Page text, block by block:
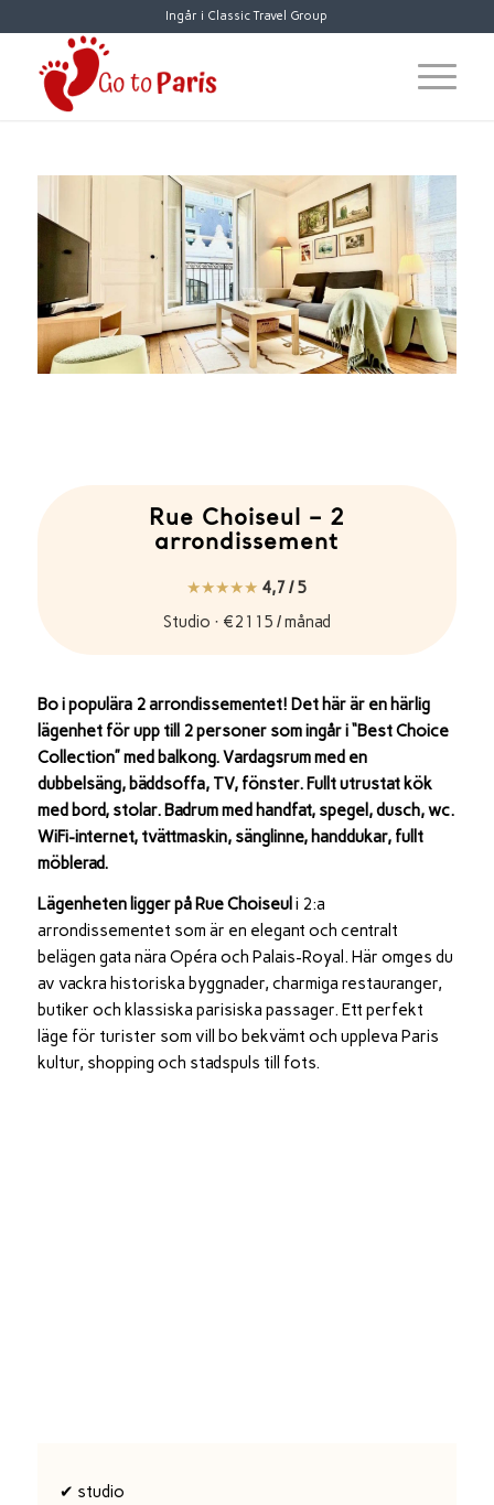
Ingår i Classic Travel Group
Rue Choiseul – 2
arrondissement
★★★★★ 4,7 / 5
Studio · €2115 / månad
Bo i populära 2 arrondissementet! Det här är en härlig
lägenhet för upp till 2 personer som ingår i “Best Choice
Collection” med balkong. Vardagsrum med en
dubbelsäng, bäddsoffa, TV, fönster. Fullt utrustat kök
med bord, stolar. Badrum med handfat, spegel, dusch, wc.
WiFi-internet, tvättmaskin, sänglinne, handdukar, fullt
möblerad.
Lägenheten ligger på Rue Choiseul i 2:a
arrondissementet som är en elegant och centralt
belägen gata nära Opéra och Palais-Royal. Här omges du
av vackra historiska byggnader, charmiga restauranger,
butiker och klassiska parisiska passager. Ett perfekt
läge för turister som vill bo bekvämt och uppleva Paris
kultur, shopping och stadspuls till fots.
✔ studio